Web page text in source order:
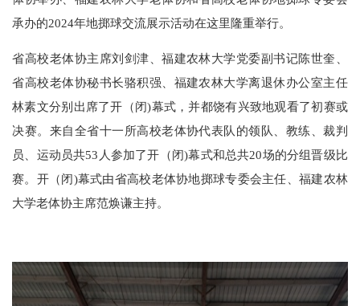
承办的2024年地掷球交流展示活动在这里隆重举行。
省高校老体协主席刘剑津、福建农林大学党委副书记陈世奎、
省高校老体协秘书长骆积强、福建农林大学离退休办公室主任
林素文分别出席了开（闭)幕式，并都饶有兴致地观看了初赛或
决赛。来自全省十一所高校老体协代表队的领队、教练、裁判
员、运动员共53人参加了开（闭)幕式和总共20场的分组晋级比
赛。开（闭)幕式由省高校老体协地掷球专委会主任、福建农林
大学老体协主席范焕谦主持。